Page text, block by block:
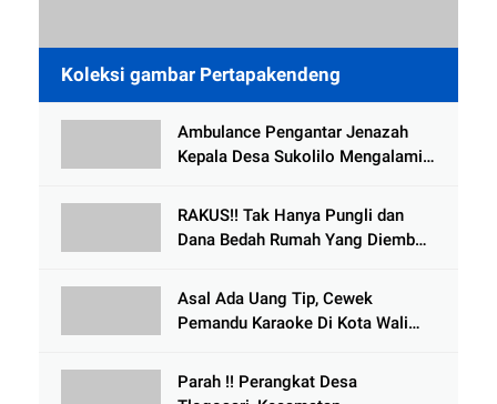
Koleksi gambar Pertapakendeng
Ambulance Pengantar Jenazah
Kepala Desa Sukolilo Mengalami
Meninggal Dunia
RAKUS!! Tak Hanya Pungli dan
Dana Bedah Rumah Yang Diembat,
Tlogowungu, di Duga
Selewengkan Bantuan Mushola
Asal Ada Uang Tip, Cewek
Pemandu Karaoke Di Kota Wali
Parah !! Perangkat Desa